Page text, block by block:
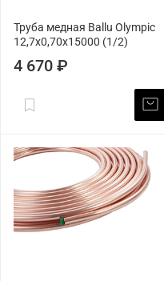
Труба медная Ballu Olympic
12,7х0,70х15000 (1/2)
4 670 ₽